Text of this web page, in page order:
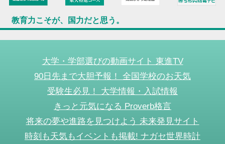
教育力こそが、国力だと思う。
大学・学部選びの動画サイト 東進TV
90日先まで大胆予報！ 全国学校のお天気
受験生必見！ 大学情報・入試情報
きっと元気になる Proverb格言
将来の夢や進路を見つけよう 未来発見サイト
時刻も天気もイベントも掲載! ナガセ世界時計